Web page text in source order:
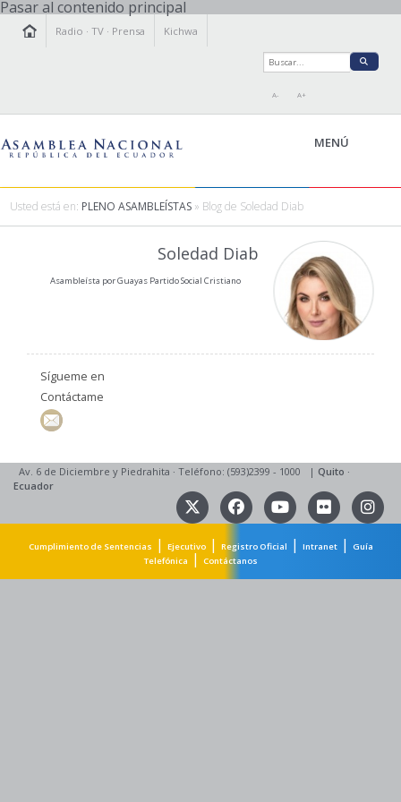
Pasar al contenido principal
Radio ·TV · Prensa Kichwa
A- A+
MENÚ
FISCALIZAMOS
PARTICIPACIÓN
RELACIONES INTERNACIONALES
AGENDA
Usted está en: PLENO ASAMBLEÍSTAS » Blog de Soledad Diab
Soledad Diab
Asambleísta por Guayas Partido Social Cristiano
Sígueme en
Contáctame
Av. 6 de Diciembre y Piedrahita · Teléfono: (593)2399 - 1000 | Quito ·
Ecuador
Cumplimiento de Sentencias | Ejecutivo| Registro Oficial | Intranet|
Guía
Telefónica
| Contáctanos